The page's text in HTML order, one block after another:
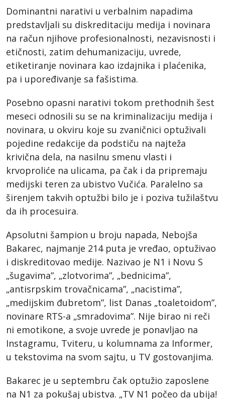
Dominantni narativi u verbalnim napadima
predstavljali su diskreditaciju medija i novinara
na račun njihove profesionalnosti, nezavisnosti i
etičnosti, zatim dehumanizaciju, uvrede,
etiketiranje novinara kao izdajnika i plaćenika,
pa i upoređivanje sa fašistima.
Posebno opasni narativi tokom prethodnih šest
meseci odnosili su se na kriminalizaciju medija i
novinara, u okviru koje su zvaničnici optuživali
pojedine redakcije da podstiču na najteža
krivična dela, na nasilnu smenu vlasti i
krvoproliće na ulicama, pa čak i da pripremaju
medijski teren za ubistvo Vučića. Paralelno sa
širenjem takvih optužbi bilo je i poziva tužilaštvu
da ih procesuira.
Apsolutni šampion u broju napada, Nebojša
Bakarec, najmanje 214 puta je vređao, optuživao
i diskreditovao medije. Nazivao je N1 i Novu S
„šugavima”, „zlotvorima”, „bednicima”,
„antisrpskim trovačnicama”, „nacistima”,
„medijskim đubretom”, list Danas „toaletoidom”,
novinare RTS-a „smradovima”. Nije birao ni reči
ni emotikone, a svoje uvrede je ponavljao na
Instagramu, Tviteru, u kolumnama za Informer,
u tekstovima na svom sajtu, u TV gostovanjima.
Bakarec je u septembru čak optužio zaposlene
na N1 za pokušaj ubistva. „TV N1 počeo da ubija!